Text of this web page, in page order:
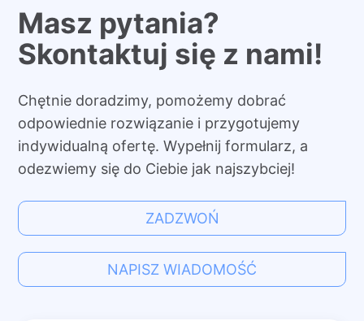
Masz pytania?
Skontaktuj się z nami!
Chętnie doradzimy, pomożemy dobrać
odpowiednie rozwiązanie i przygotujemy
indywidualną ofertę. Wypełnij formularz, a
odezwiemy się do Ciebie jak najszybciej!
ZADZWOŃ
NAPISZ WIADOMOŚĆ